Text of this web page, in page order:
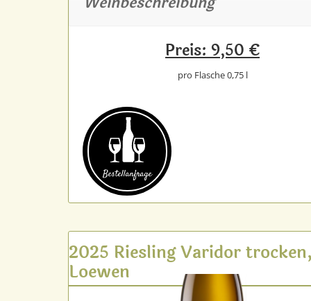
Preis: 9,50 €
pro Flasche 0,75 l
Bestell­anfrage
2025 Riesling Varidor
Loewen